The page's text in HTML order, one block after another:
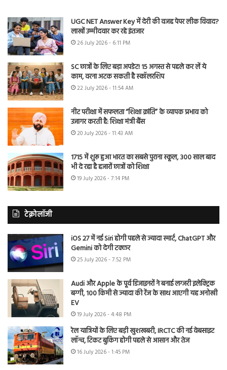
UGC NET Answer Key में देरी की वजह पेपर लीक विवाद?
लाखों उम्मीदवार कर रहे इंतजार
26 July 2026 - 6:11 PM
SC छात्रों के लिए बड़ा अपडेट! 15 अगस्त से पहले कर लें ये
काम, वरना अटक सकती है स्कॉलरशिप
22 July 2026 - 11:54 AM
नीट परीक्षा में सफलता “शिक्षा क्रांति” के व्यापक प्रभाव को
उजागर करती है: शिक्षा मंत्री बैंस
20 July 2026 - 11:43 AM
1715 में शुरू हुआ भारत का सबसे पुराना स्कूल, 300 साल बाद
भी दे रहा है हजारों छात्रों को शिक्षा
19 July 2026 - 7:14 PM
टेक्नोलॉजी
iOS 27 में नई Siri होगी पहले से ज्यादा स्मार्ट, ChatGPT और
Gemini को देगी टक्कर
25 July 2026 - 7:52 PM
Audi और Apple के पूर्व डिजाइनरों ने बनाई लग्जरी इलेक्ट्रिक
बग्गी, 100 किमी से ज्यादा की रेंज के साथ आएगी यह अनोखी
EV
19 July 2026 - 4:48 PM
रेल यात्रियों के लिए बड़ी खुशखबरी, IRCTC की नई वेबसाइट
लॉन्च, टिकट बुकिंग होगी पहले से आसान और तेज
16 July 2026 - 1:45 PM